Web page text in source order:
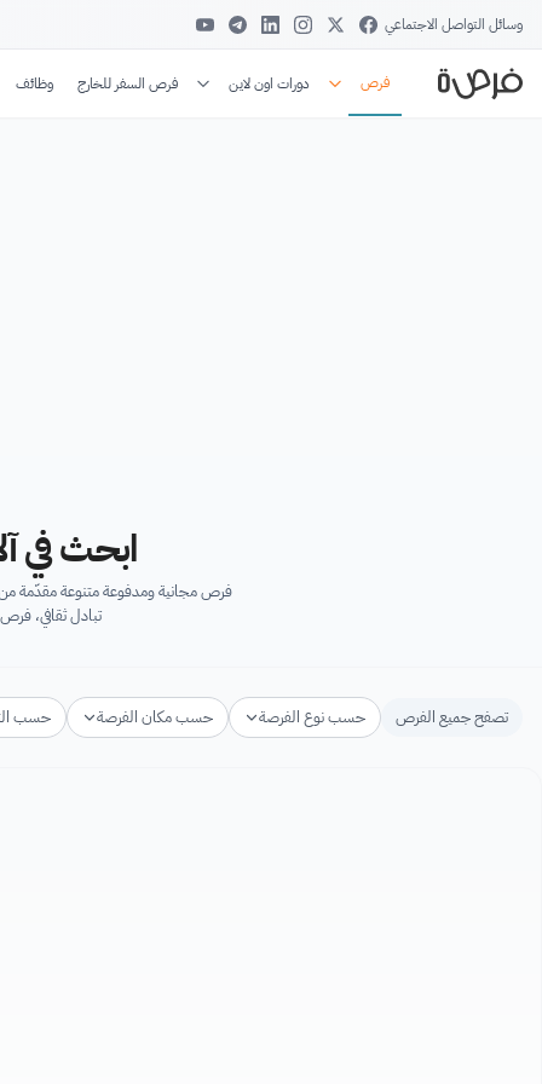
وسائل التواصل الاجتماعي
فرص دورات اون لاين فرص السفر للخارج وظائف
ابحث في
فرص مجانية ومدفوعة متنوعة مقدّمة من
تبادل ثقافي،
تصفح جميع الفرص حسب نوع الفرصة حسب مكان الفرصة حسب